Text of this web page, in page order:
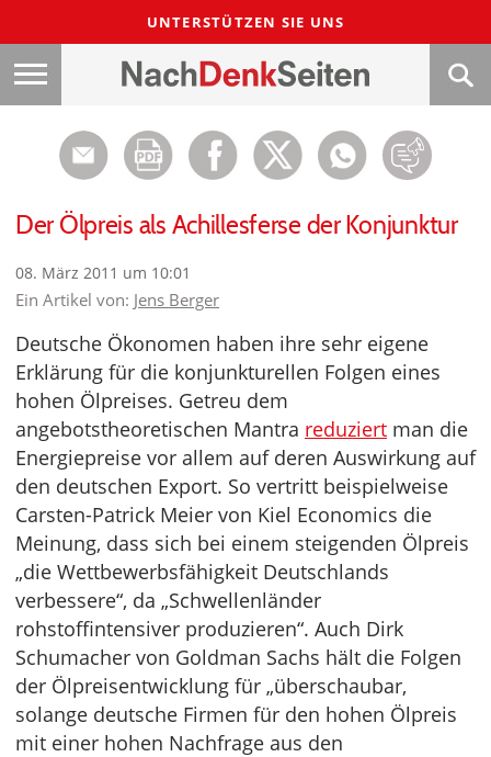
UNTERSTÜTZEN SIE UNS
Der Ölpreis als Achillesferse der Konjunktur
08. März 2011 um 10:01
Ein Artikel von: Jens Berger
Deutsche Ökonomen haben ihre sehr eigene
Erklärung für die konjunkturellen Folgen eines
hohen Ölpreises. Getreu dem
angebotstheoretischen Mantra reduziert man die
Energiepreise vor allem auf deren Auswirkung auf
den deutschen Export. So vertritt beispielweise
Carsten-Patrick Meier von Kiel Economics die
Meinung, dass sich bei einem steigenden Ölpreis
„die Wettbewerbsfähigkeit Deutschlands
verbessere“, da „Schwellenländer
rohstoffintensiver produzieren“. Auch Dirk
Schumacher von Goldman Sachs hält die Folgen
der Ölpreisentwicklung für „überschaubar,
solange deutsche Firmen für den hohen Ölpreis
mit einer hohen Nachfrage aus den